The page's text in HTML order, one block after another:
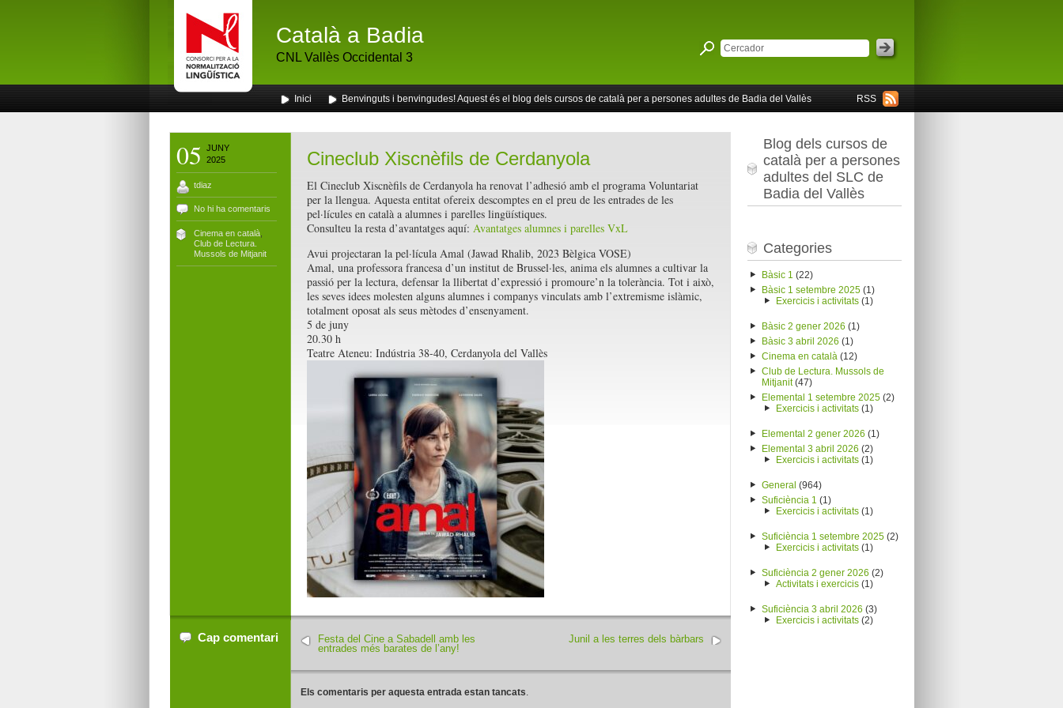
Català a Badia
CNL Vallès Occidental 3
RSS
Inici Benvinguts i benvingudes! Aquest és el blog dels cursos de català per a persones adultes de Badia del Vallès
05
JUNY
2025
tdiaz
No hi ha comentaris
Cinema en català,
Club de Lectura.
Mussols de Mitjanit
Cineclub Xiscnèfils de Cerdanyola
El Cineclub Xiscnèfils de Cerdanyola ha renovat l’adhesió amb el programa Voluntariat
per la llengua. Aquesta entitat ofereix descomptes en el preu de les entrades de les
pel·lícules en català a alumnes i parelles lingüístiques.
Consulteu la resta d’avantatges aquí: Avantatges alumnes i parelles VxL
Avui projectaran la pel·lícula Amal (Jawad Rhalib, 2023 Bèlgica VOSE)
Amal, una professora francesa d’un institut de Brussel·les, anima els alumnes a cultivar la
passió per la lectura, defensar la llibertat d’expressió i promoure’n la tolerància. Tot i això,
les seves idees molesten alguns alumnes i companys vinculats amb l’extremisme islàmic,
totalment oposat als seus mètodes d’ensenyament.
5 de juny
20.30 h
Teatre Ateneu: Indústria 38-40, Cerdanyola del Vallès
Cap comentari Junil a les terres dels bàrbars
Festa del Cine a Sabadell amb les
entrades més barates de l’any!
Els comentaris per aquesta entrada estan tancats.
Blog dels cursos de
català per a persones
adultes del SLC de
Badia del Vallès
Categories
Bàsic 1 (22)
Bàsic 1 setembre 2025(1)
Exercicis i activitats(1)
Bàsic 2 gener 2026 (1)
Bàsic 3 abril 2026 (1)
Cinema en català(12)
Club de Lectura. Mussols de
Mitjanit(47)
Elemental 1 setembre 2025(2)
Exercicis i activitats(1)
Elemental 2 gener 2026 (1)
Elemental 3 abril 2026 (2)
Exercicis i activitats(1)
General (964)
Suficiència 1 (1)
Exercicis i activitats(1)
Suficiència 1 setembre 2025(2)
Exercicis i activitats(1)
Suficiència 2 gener 2026 (2)
Activitats i exercicis(1)
Suficiència 3 abril 2026 (3)
Exercicis i activitats(2)